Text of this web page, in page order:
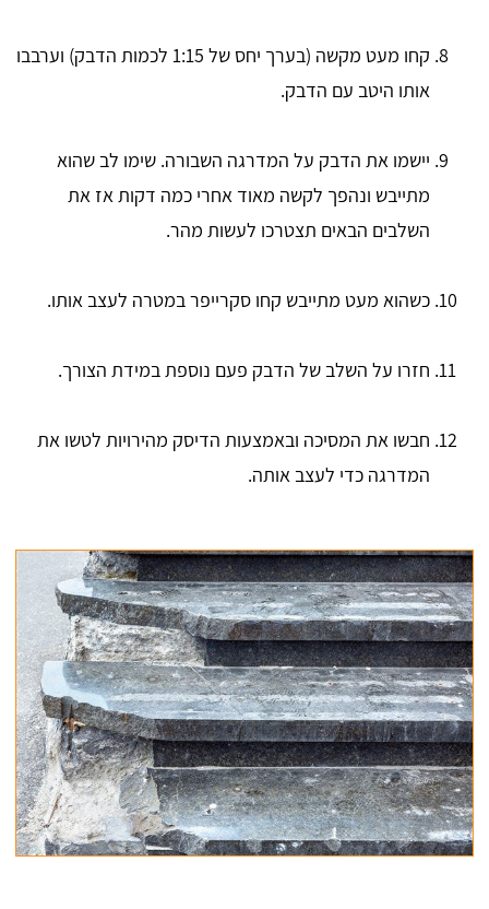
קחו מעט מקשה (בערך יחס של 1:15 לכמות הדבק) וערבבו
אותו היטב עם הדבק.
יישמו את הדבק על המדרגה השבורה. שימו לב שהוא
מתייבש ונהפך לקשה מאוד אחרי כמה דקות אז את
השלבים הבאים תצטרכו לעשות מהר.
כשהוא מעט מתייבש קחו סקרייפר במטרה לעצב אותו.
חזרו על השלב של הדבק פעם נוספת במידת הצורך.
חבשו את המסיכה ובאמצעות הדיסק מהירויות לטשו את
המדרגה כדי לעצב אותה.